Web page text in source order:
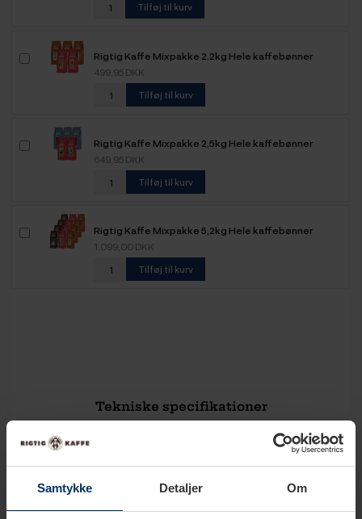
Samtykke Detaljer Om
Tilføj til kurv
Rigtig Kaffe Mixpakke 2,2kg Hele kaffebønner
499,95 DKK
Tilføj til kurv
Rigtig Kaffe Mixpakke 2,5kg Hele kaffebønner
649,95 DKK
Tilføj til kurv
Rigtig Kaffe Mixpakke 5,2kg Hele kaffebønner
1.099,00 DKK
Tilføj til kurv
Tekniske specifikationer
Størrelse 20 cl